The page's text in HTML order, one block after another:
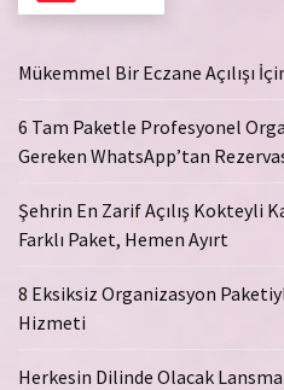
Mükemmel Bir Eczane Açılışı
6 Tam Paketle Profesyonel
Gereken WhatsApp’tan
Şehrin En Zarif Açılış Kokteyli
Farklı Paket, Hemen Ayırt
8 Eksiksiz Organizasyon
Hizmeti
Herkesin Dilinde Olacak